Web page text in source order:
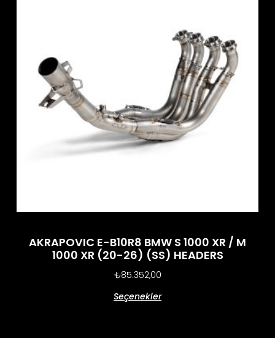
AKRAPOVIC E-B10R8 BMW S 1000 XR / M
1000 XR (20-26) (SS) HEADERS
₺85.352,00
Seçenekler